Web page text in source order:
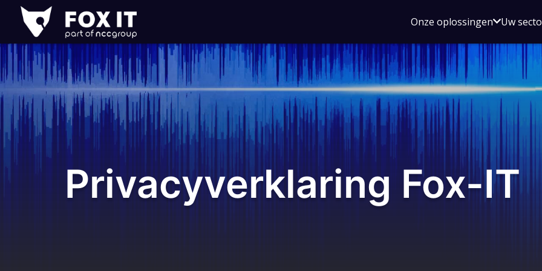
Fox-
IT
Onze oplossingenOpen
voor
Onze
Uw
Privacyverklaring Fox-IT